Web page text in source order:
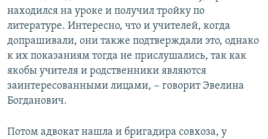
находился на уроке и получил тройку по
литературе. Интересно, что и учителей, когда
допрашивали, они также подтверждали это, однако
к их показаниям тогда не прислушались, так как
якобы учителя и родственники являются
заинтересованными лицами, − говорит Эвелина
Богданович.
Потом адвокат нашла и бригадира совхоза, у